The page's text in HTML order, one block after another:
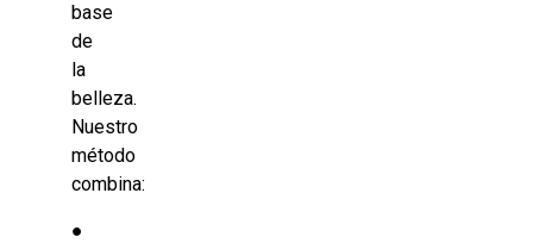
base
de
la
belleza.
Nuestro
método
combina:
●